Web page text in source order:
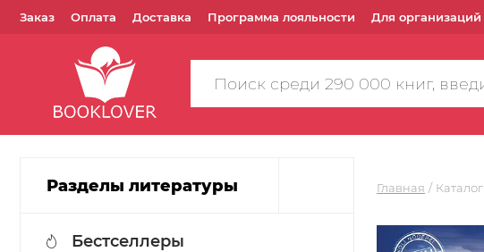
Заказ Оплата Доставка Программа лояльности Для организаций
Поиск
по
Разделы литературы
Бестселлеры
Главная Каталог